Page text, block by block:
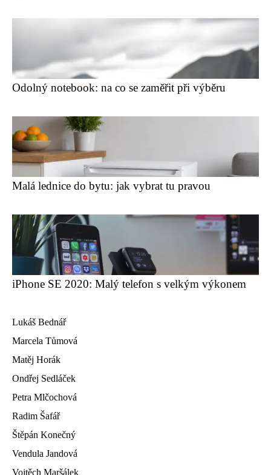
Odolný notebook: na co se zaměřit při výběru
Malá lednice do bytu: jak vybrat tu pravou
iPhone SE 2020: Malý telefon s velkým výkonem
Lukáš Bednář
Marcela Tůmová
Matěj Horák
Ondřej Sedláček
Petra Mlčochová
Radim Šafář
Štěpán Konečný
Vendula Jandová
Vojtěch Maršálek